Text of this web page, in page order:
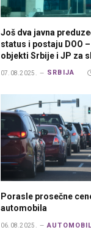
Još dva javna
status i postaju DOO
objekti Srbije i JP za
07.08.2025. SRBIJA
Porasle prosečne
automobila
06.08.2025.